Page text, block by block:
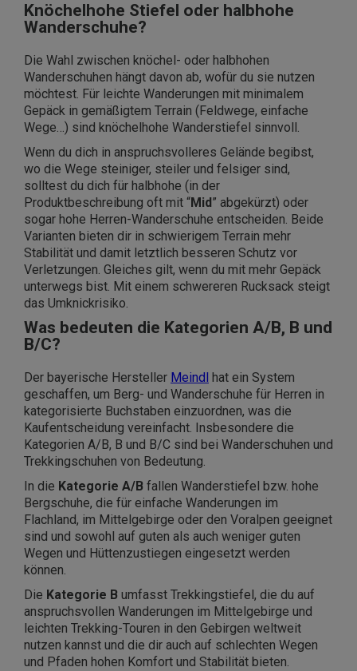
Knöchelhohe Stiefel oder halbhohe
Wanderschuhe?
Die Wahl zwischen knöchel- oder halbhohen
Wanderschuhen hängt davon ab, wofür du sie nutzen
möchtest. Für leichte Wanderungen mit minimalem
Gepäck in gemäßigtem Terrain (Feldwege, einfache
Wege…) sind knöchelhohe Wanderstiefel sinnvoll.
Wenn du dich in anspruchsvolleres Gelände begibst,
wo die Wege steiniger, steiler und felsiger sind,
solltest du dich für halbhohe (in der
Produktbeschreibung oft mit “Mid ” abgekürzt) oder
sogar hohe Herren-Wanderschuhe entscheiden. Beide
Varianten bieten dir in schwierigem Terrain mehr
Stabilität und damit letztlich besseren Schutz vor
Verletzungen. Gleiches gilt, wenn du mit mehr Gepäck
unterwegs bist. Mit einem schwereren Rucksack steigt
das Umknickrisiko.
Was bedeuten die Kategorien A/B, B und
B/C?
Der bayerische Hersteller Meindl
hat ein System
geschaffen, um Berg- und Wanderschuhe für Herren in
kategorisierte Buchstaben einzuordnen, was die
Kaufentscheidung vereinfacht. Insbesondere die
Kategorien A/B, B und B/C sind bei Wanderschuhen und
Trekkingschuhen von Bedeutung.
In die Kategorie A/B fallen Wanderstiefel bzw. hohe
Bergschuhe, die für einfache Wanderungen im
Flachland, im Mittelgebirge oder den Voralpen geeignet
sind und sowohl auf guten als auch weniger guten
Wegen und Hüttenzustiegen eingesetzt werden
können.
Die Kategorie B umfasst Trekkingstiefel, die du auf
anspruchsvollen Wanderungen im Mittelgebirge und
leichten Trekking-Touren in den Gebirgen weltweit
nutzen kannst und die dir auch auf schlechten Wegen
und Pfaden hohen Komfort und Stabilität bieten.